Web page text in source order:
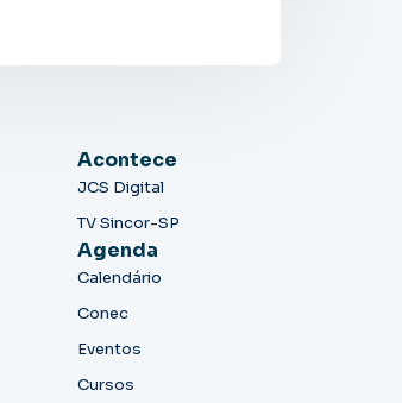
Acontece
JCS Digital
TV Sincor-SP
Agenda
Calendário
Conec
Eventos
Cursos